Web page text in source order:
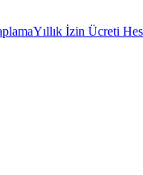
Yıllık İzin Ücreti